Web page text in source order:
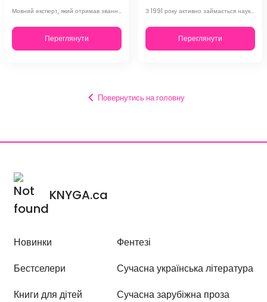
Мовний експерт, який отримав звання Заслуженого працівника освіти України. Вирі…
Переглянути
З 1991 року активно займається науково-педагогічною діяльністю. Закінчила Львів…
Переглянути
Повернутись на головну
KNYGA.ca
Новинки
Бестселери
Книги для дітей
Фентезі
Сучасна українська література
Сучасна зарубіжна проза